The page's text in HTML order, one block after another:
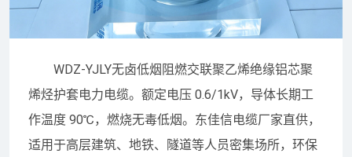
WDZ-YJLY无卤低烟阻燃交联聚乙烯绝缘铝芯聚
烯烃护套电力电缆。额定电压 0.6/1kV，导体长期工
作温度 90℃，燃烧无毒低烟。东佳信电缆厂家直供，
适用于高层建筑、地铁、隧道等人员密集场所，环保